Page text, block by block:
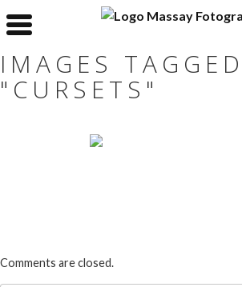
IMAGES TAGGED
"CURSETS"
Comments are closed.